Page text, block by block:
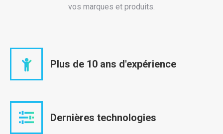
vos marques et produits.
Plus de 10 ans d'expérience
Dernières technologies